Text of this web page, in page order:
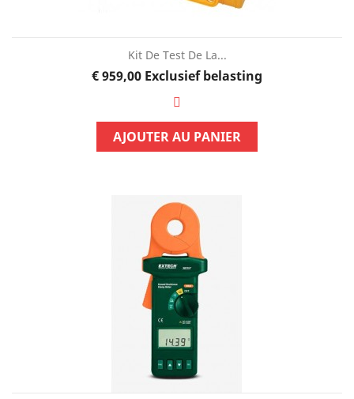
Kit De Test De La...
Prijs
€ 959,00 Exclusief belasting
AJOUTER AU PANIER